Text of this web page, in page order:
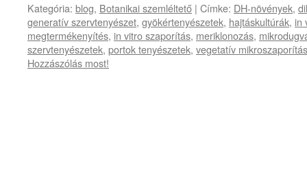
Kategória: blog, Botanikai szemléltető | Címke: DH-növények,
generatív szervtenyészet, gyökértenyészetek, hajtáskultúrák, in
megtermékenyítés, in vitro szaporítás, meriklonozás,
szervtenyészetek, portok tenyészetek, vegetatív mikroszaporítás
Hozzászólás most!